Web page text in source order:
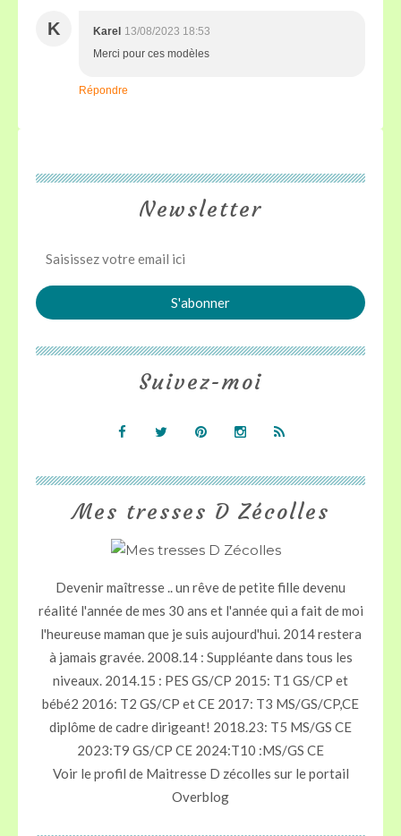
K Karel 13/08/2023 18:53
Merci pour ces modèles
Répondre
Newsletter
Mes tresses D Zécolles
Devenir maîtresse .. un rêve de petite fille devenu
réalité l'année de mes 30 ans et l'année qui a fait de moi
l'heureuse maman que je suis aujourd'hui. 2014 restera
à jamais gravée. 2008.14 : Suppléante dans tous les
niveaux. 2014.15 : PES GS/CP 2015: T1 GS/CP et
bébé2 2016: T2 GS/CP et CE 2017: T3 MS/GS/CP,CE
diplôme de cadre dirigeant! 2018.23: T5 MS/GS CE
2023:T9 GS/CP CE 2024:T10 :MS/GS CE
Voir le profil de Maitresse D zécolles sur le portail
Overblog
Suivez-moi